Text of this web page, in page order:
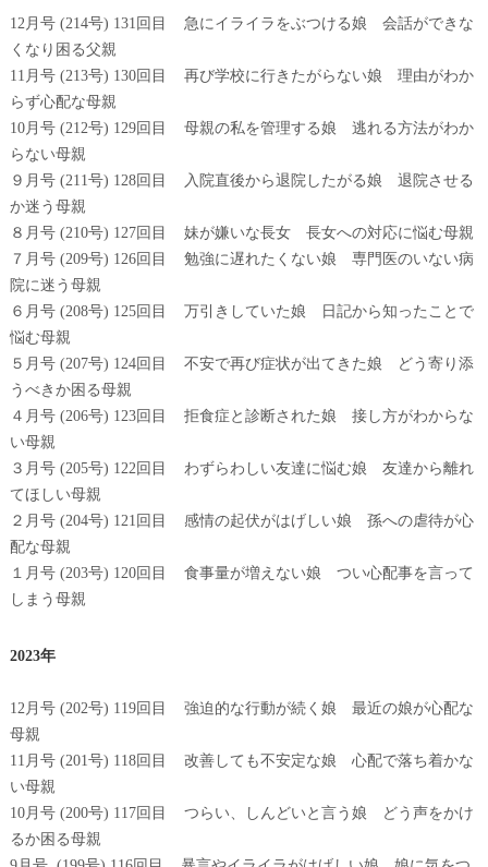
12月号 (214号) 131回目 急にイライラをぶつける娘 会話ができな
くなり困る父親
11月号 (213号) 130回目 再び学校に行きたがらない娘 理由がわか
らず心配な母親
10月号 (212号) 129回目 母親の私を管理する娘 逃れる方法がわか
らない母親
９月号 (211号) 128回目 入院直後から退院したがる娘 退院させる
か迷う母親
８月号 (210号) 127回目 妹が嫌いな長女 長女への対応に悩む母親
７月号 (209号) 126回目 勉強に遅れたくない娘 専門医のいない病
院に迷う母親
６月号 (208号) 125回目 万引きしていた娘 日記から知ったことで
悩む母親
５月号 (207号) 124回目 不安で再び症状が出てきた娘 どう寄り添
うべきか困る母親
４月号 (206号) 123回目 拒食症と診断された娘 接し方がわからな
い母親
３月号 (205号) 122回目 わずらわしい友達に悩む娘 友達から離れ
てほしい母親
２月号 (204号) 121回目 感情の起伏がはげしい娘 孫への虐待が心
配な母親
１月号 (203号) 120回目 食事量が増えない娘 つい心配事を言って
しまう母親
2023年
12月号 (202号) 119回目 強迫的な行動が続く娘 最近の娘が心配な
母親
11月号 (201号) 118回目 改善しても不安定な娘 心配で落ち着かな
い母親
10月号 (200号) 117回目 つらい、しんどいと言う娘 どう声をかけ
るか困る母親